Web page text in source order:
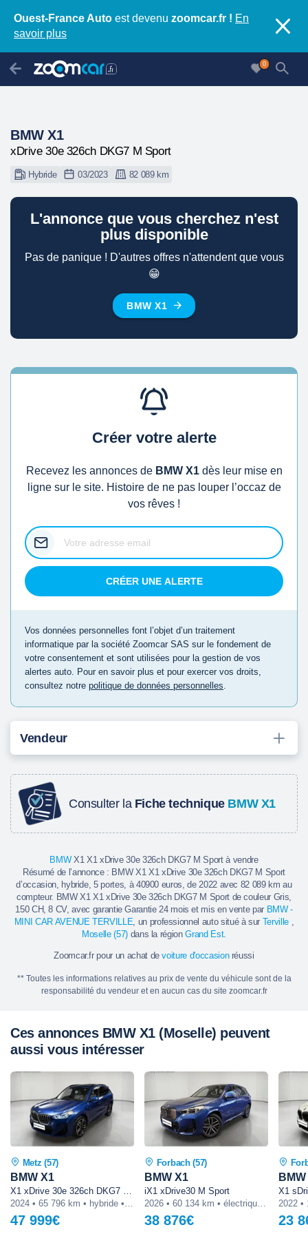
Ouest-France Auto est devenu zoomcar.fr ! En
savoir plus
0
BMW X1
xDrive 30e 326ch DKG7 M Sport
Hybride 03/2023 82 089 km
L'annonce que vous cherchez n'est
plus disponible
Pas de panique ! D'autres offres n'attendent que vous
😁
BMW X1
Créer votre alerte
Recevez les annonces de BMW X1dès leur mise en
ligne sur le site. Histoire de ne pas louper l’occaz de
vos rêves !
CRÉER UNE ALERTE
Vos données personnelles font l’objet d’un traitement
informatique par la société Zoomcar SAS sur le fondement de
votre consentement et sont utilisées pour la gestion de vos
alertes auto. Pour en savoir plus et pour exercer vos droits,
consultez notre politique de données personnelles.
Vendeur
Consulter la Fiche technique BMW X1
BMWX1 X1 xDrive 30e 326ch DKG7 M Sport à vendre
Résumé de l’annonce : BMW X1 X1 xDrive 30e 326ch DKG7 M Sport
d’occasion, hybride, 5 portes, à 40900 euros, de 2022 avec 82 089 km au
compteur. BMW X1 X1 xDrive 30e 326ch DKG7 M Sport de couleur Gris,
150 CH, 8 CV, avec garantie Garantie 24 mois et mis en vente par BMW -
MINI CAR AVENUE TERVILLE, un professionnel auto situé à sur Terville,
Moselle (57) dans la régionGrand Est.
Zoomcar.fr pour un achat devoiture d'occasionréussi
** Toutes les informations relatives au prix de vente du véhicule sont de la
responsabilité du vendeur et en aucun cas du site zoomcar.fr
Ces annonces BMW X1 (Moselle) peuvent
aussi vous intéresser
Metz (57)
BMW X1
X1 xDrive 30e 326ch DKG7 M Sport
2024 • 65 796 km • hybride • automatique
47 999€
Forbach (57)
BMW X1
iX1 xDrive30 M Sport
2026 • 60 134 km • électrique • automatique
38 876€ 23